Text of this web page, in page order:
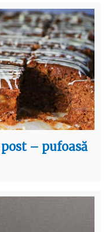
– pufoasă